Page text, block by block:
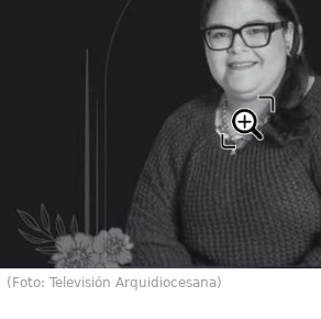
(Foto: Televisión Arquidiocesana)